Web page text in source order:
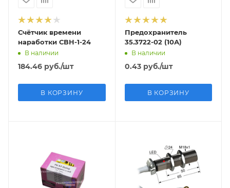
Счётчик времени
наработки СВН-1-24
В наличии
184.46 руб./шт
В КОРЗИНУ
Предохранитель
35.3722-02 (10А)
В наличии
0.43руб./шт
В КОРЗИНУ